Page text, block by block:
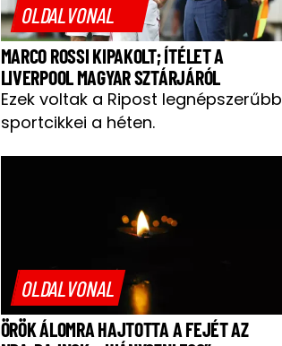
OLDALVONAL
MARCO ROSSI KIPAKOLT; ÍTÉLET A
LIVERPOOL MAGYAR SZTÁRJÁRÓL
Ezek voltak a Ripost legnépszerűbb
sportcikkei a héten.
OLDALVONAL
ÖRÖK ÁLOMRA HAJTOTTA A FEJÉT AZ